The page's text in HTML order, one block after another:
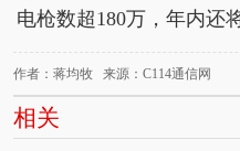
电枪数超180万，年内还
作者：蒋均牧 来源：C114通信网
相关